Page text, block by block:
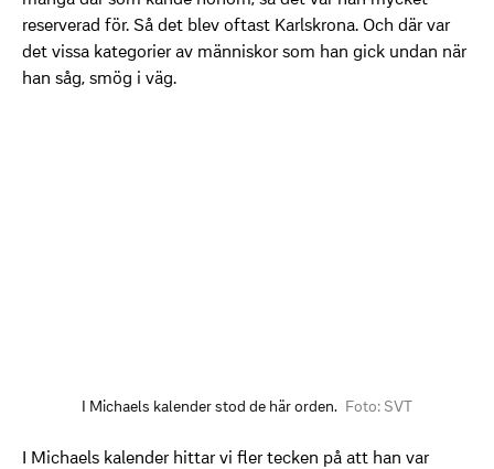
reserverad för. Så det blev oftast Karlskrona. Och där var
det vissa kategorier av människor som han gick undan när
han såg, smög i väg.
I Michaels kalender stod de här orden. Foto: SVT
I Michaels kalender hittar vi fler tecken på att han var